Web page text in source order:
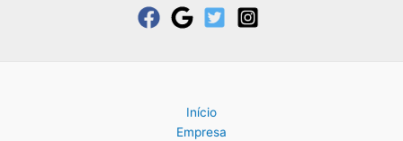
Início
Empresa